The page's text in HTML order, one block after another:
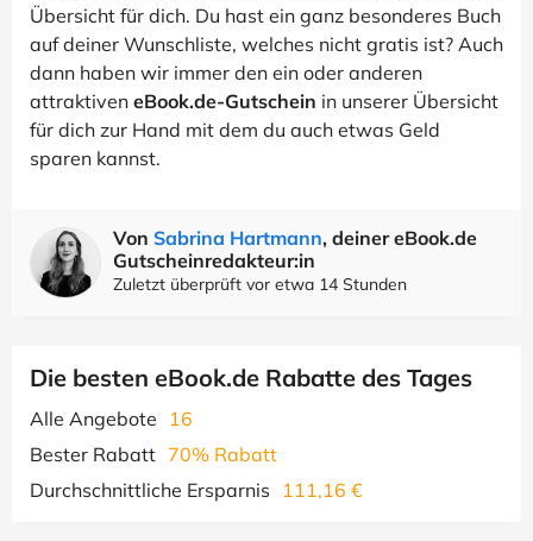
Übersicht für dich. Du hast ein ganz besonderes Buch
auf deiner Wunschliste, welches nicht gratis ist? Auch
dann haben wir immer den ein oder anderen
attraktiven eBook.de-Gutschein in unserer Übersicht
für dich zur Hand mit dem du auch etwas Geld
sparen kannst.
Von Sabrina Hartmann, deiner eBook.de
Gutscheinredakteur:in
Zuletzt überprüft vor etwa 14 Stunden
Die besten eBook.de Rabatte des Tages
Alle Angebote
16
Bester Rabatt 70% Rabatt
Durchschnittliche Ersparnis
111,16 €